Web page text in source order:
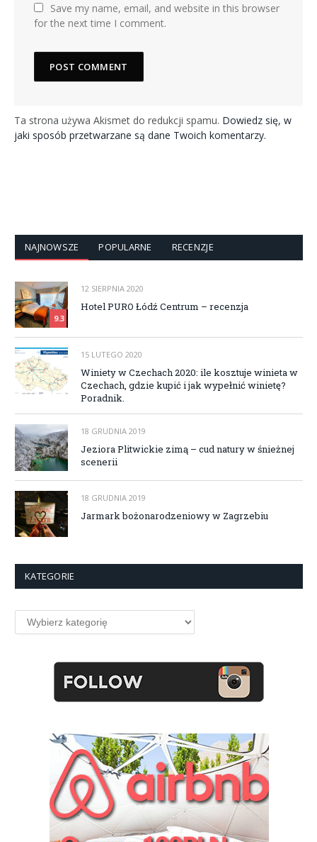
Save my name, email, and website in this browser
for the next time I comment.
Ta strona używa Akismet do redukcji spamu. Dowiedz się, w
jaki sposób przetwarzane są dane Twoich komentarzy.
NAJNOWSZE POPULARNE RECENZJE
9.3
12 SIERPNIA 2020
Hotel PURO Łódź Centrum – recenzja
15 LUTEGO 2020
Winiety w Czechach 2020: ile kosztuje winieta w
Czechach, gdzie kupić i jak wypełnić winietę?
Poradnik.
18 GRUDNIA 2019
Jeziora Plitwickie zimą – cud natury w śnieżnej
scenerii
18 GRUDNIA 2019
Jarmark bożonarodzeniowy w Zagrzebiu
KATEGORIE
Kategorie